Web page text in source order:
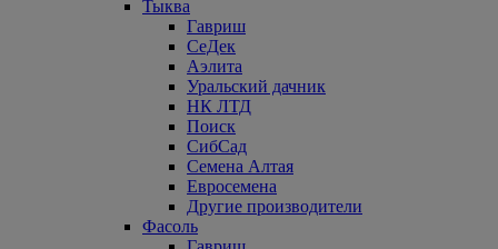
Тыква
Гавриш
СеДек
Аэлита
Уральский дачник
НК ЛТД
Поиск
СибСад
Семена Алтая
Евросемена
Другие производители
Фасоль